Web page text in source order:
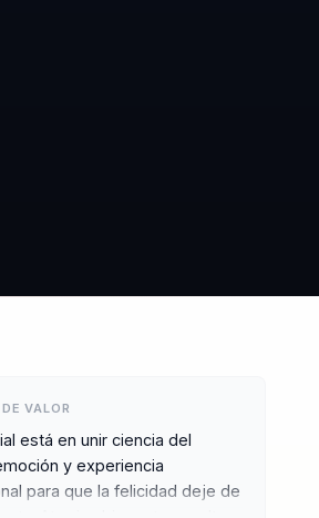
VALOR
está en unir ciencia del
y experiencia
para que la felicidad deje de